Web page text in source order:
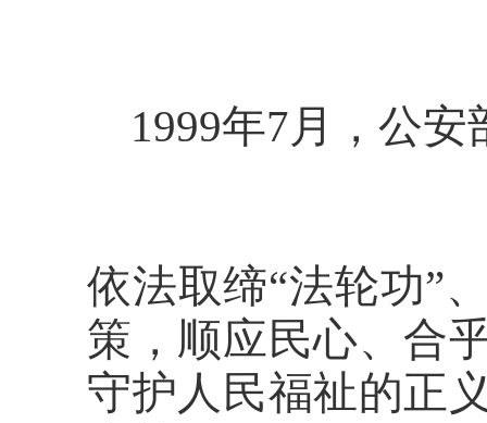
1999年7月，公
依法取缔“法轮功”
策，顺应民心、合
守护人民福祉的正